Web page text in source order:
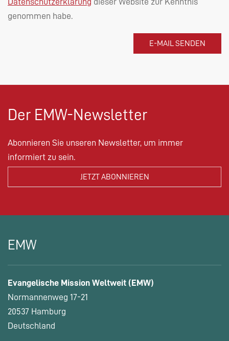
genommen habe.
Der EMW-Newsletter
Abonnieren Sie unseren Newsletter, um immer
informiert zu sein.
EMW
Evangelische Mission Weltweit (EMW)
Normannenweg 17-21
20537 Hamburg
Deutschland